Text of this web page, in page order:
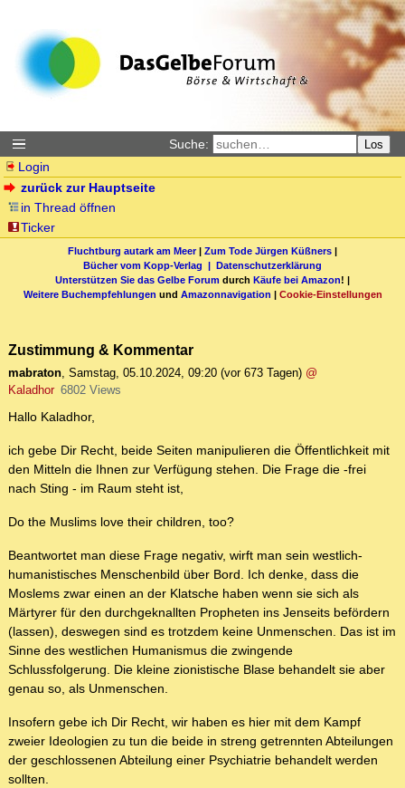
Suche: Los
Login
zurück zur Hauptseite
in Thread öffnen
Ticker
Fluchtburg autark am Meer| Zum Tode Jürgen Küßners |
Bücher vom Kopp-Verlag | Datenschutzerklärung
Unterstützen Sie das Gelbe Forum durch Käufe bei Amazon! |
Weitere Buchempfehlungen und Amazonnavigation | Cookie-Einstellungen
Zustimmung & Kommentar
mabraton, Samstag, 05.10.2024, 09:20 (vor 673 Tagen) @
Kaladhor 6802 Views
Hallo Kaladhor,
ich gebe Dir Recht, beide Seiten manipulieren die Öffentlichkeit mit
den Mitteln die Ihnen zur Verfügung stehen. Die Frage die -frei
nach Sting - im Raum steht ist,
Do the Muslims love their children, too?
Beantwortet man diese Frage negativ, wirft man sein westlich-
humanistisches Menschenbild über Bord. Ich denke, dass die
Moslems zwar einen an der Klatsche haben wenn sie sich als
Märtyrer für den durchgeknallten Propheten ins Jenseits befördern
(lassen), deswegen sind es trotzdem keine Unmenschen. Das ist im
Sinne des westlichen Humanismus die zwingende
Schlussfolgerung. Die kleine zionistische Blase behandelt sie aber
genau so, als Unmenschen.
Insofern gebe ich Dir Recht, wir haben es hier mit dem Kampf
zweier Ideologien zu tun die beide in streng getrennten Abteilungen
der geschlossenen Abteilung einer Psychiatrie behandelt werden
sollten.